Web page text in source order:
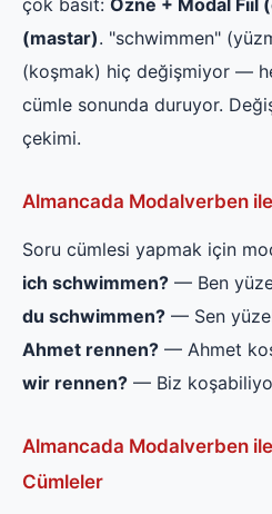
çok basit: Özne + Modal Fiil
(mastar). "schwimmen"
(koşmak) hiç değişmiyor —
cümle sonunda duruyor.
çekimi.
Almancada Modalverben
Soru cümlesi yapmak için
ich schwimmen? — Ben
du schwimmen? — Sen
Ahmet rennen? — Ahmet
wir rennen? — Biz
Almancada Modalverben
Cümleler